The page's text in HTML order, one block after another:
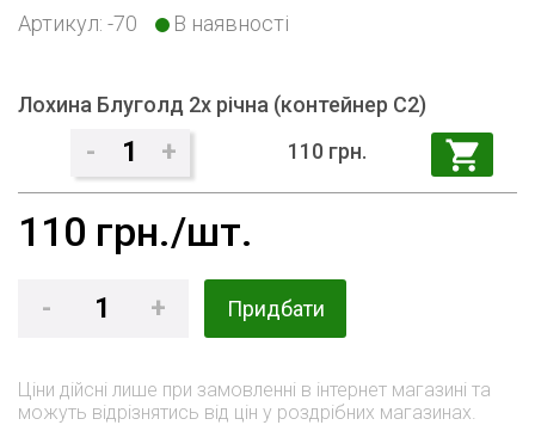
Артикул: -70 В наявності
Лохина Блуголд 2х річна (контейнер С2)
- 1 + 110 грн.
- 1 + Придбати
110 грн./шт.
Ціни дійсні лише при замовленні в інтернет магазині та
можуть відрізнятись від цін у роздрібних магазинах.